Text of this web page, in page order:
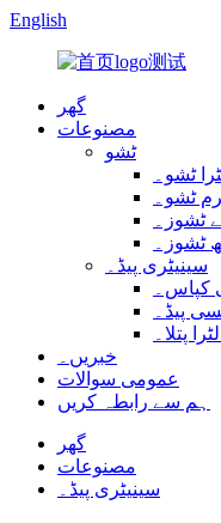
English
گھر
مصنوعات
ٹشو
ٹشو۔
ٹشو۔
ٹشوز۔
ٹشوز۔
سینیٹری پیڈ۔
کپاس۔
پیڈ۔
الٹرا پتلا۔
خبریں۔
عمومی سوالات
ہم سے رابطہ کریں
گھر
مصنوعات
سینیٹری پیڈ۔